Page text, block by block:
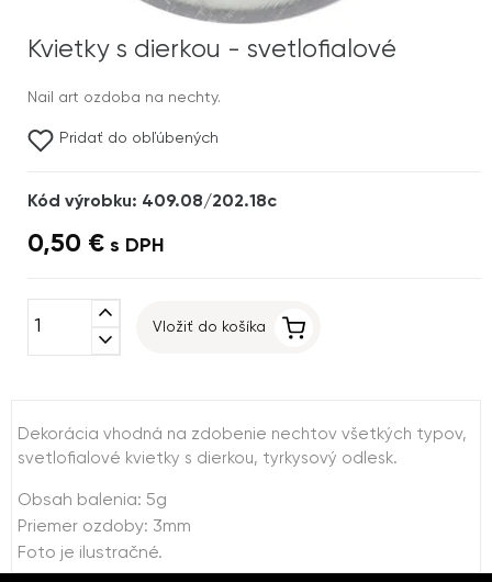
Kvietky s dierkou - svetlofialové
Nail art ozdoba na nechty.
Pridať do obľúbených
Kód výrobku: 409.08/202.18c
0,50 € s DPH
expand_less
expand_more
Vložiť do košíka
Dekorácia vhodná na zdobenie nechtov všetkých typov,
svetlofialové kvietky s dierkou, tyrkysový odlesk.
Obsah balenia: 5g
Priemer ozdoby: 3mm
Foto je ilustračné.